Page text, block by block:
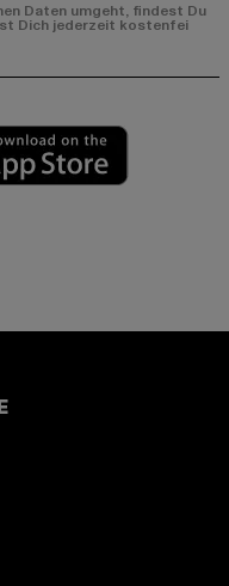
Daten umgeht, findest Du
Dich jederzeit kostenfei